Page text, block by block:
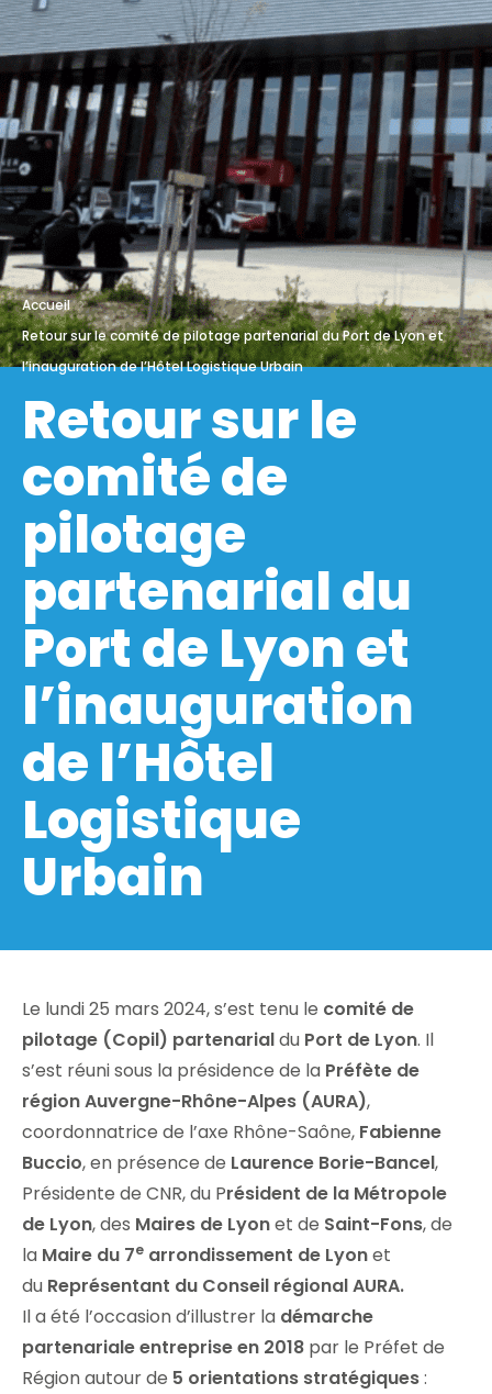
Accueil
Retour sur le comité de pilotage partenarial du Port de Lyon et
l’inauguration de l’Hôtel Logistique Urbain
Retour sur le
comité de
pilotage
partenarial du
Port de Lyon et
l’inauguration
de l’Hôtel
Logistique
Urbain
Le lundi 25 mars 2024, s’est tenu le comité de
pilotage (Copil) partenarialdu Port de Lyon. Il
s’est réuni sous la présidence de la Préfète de
région Auvergne-Rhône-Alpes (AURA),
coordonnatrice de l’axe Rhône-Saône, Fabienne
Buccio, en présence de Laurence Borie-Bancel,
Présidente de CNR, du Président de la Métropole
de Lyon, des Maires de Lyonet de Saint-Fons, de
la Maire du 7e arrondissement de Lyonet
du Représentant du Conseil régional AURA.
Il a été l’occasion d’illustrer la démarche
partenariale entreprise en 2018 par le Préfet de
Région autour de 5 orientations stratégiques: